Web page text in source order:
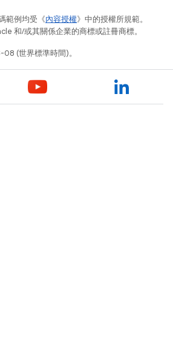
範例均受《內容授權》中的授權所規範。
和/或其關係企業的商標或註冊商標。
(世界標準時間)。